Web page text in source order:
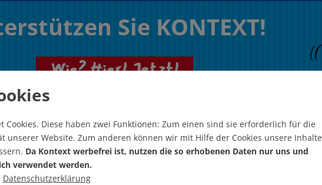
Sie KONTEXT!
Wie? Hier! Jetzt!
Cookies. Diese haben zwei Funktionen: Zum einen sind sie erforderlich für die
unserer Website. Zum anderen können wir mit Hilfe der Cookies unsere Inhalte
Da Kontext werbefrei ist, nutzen die so erhobenen Daten nur uns und
verwendet werden.
Datenschutzerklärung